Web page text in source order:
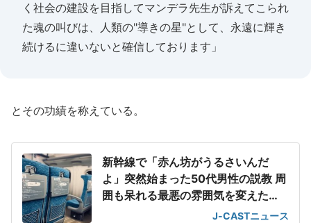
く社会の建設を目指してマンデラ先生が訴えてこられ
た魂の叫びは、人類の"導きの星"として、永遠に輝き
続けるに違いないと確信しております」
とその功績を称えている。
新幹線で「赤ん坊がうるさいんだ
よ」突然始まった50代男性の説教 周
囲も呆れる最悪の雰囲気を変えた
J-CASTニュース